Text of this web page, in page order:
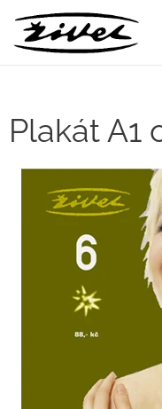
Plakát A1